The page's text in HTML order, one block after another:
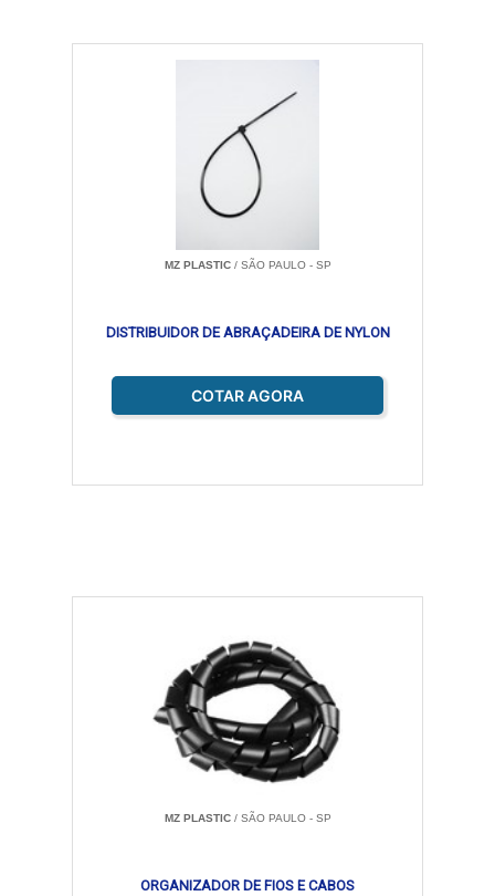
MZ PLASTIC/ SÃO PAULO - SP
DISTRIBUIDOR DE ABRAÇADEIRA DE NYLON
COTAR AGORA
MZ PLASTIC/ SÃO PAULO - SP
ORGANIZADOR DE FIOS E CABOS